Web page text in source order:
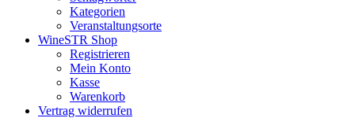
Kategorien
Veranstaltungsorte
WineSTR Shop
Registrieren
Mein Konto
Kasse
Warenkorb
Vertrag widerrufen